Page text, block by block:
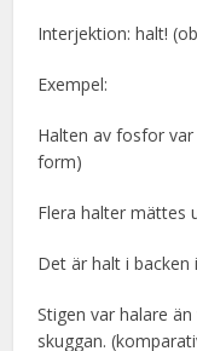
Interjektion: halt!
Exempel:
Halten av fosfor
form)
Flera halter mättes
Det är halt i backen
Stigen var halare
skuggan.